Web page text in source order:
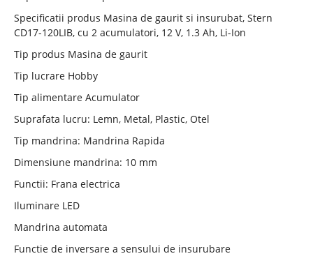
Specificatii produs Masina de gaurit si insurubat, Stern
CD17-120LIB, cu 2 acumulatori, 12 V, 1.3 Ah, Li-Ion
Tip produs Masina de gaurit
Tip lucrare Hobby
Tip alimentare Acumulator
Suprafata lucru: Lemn, Metal, Plastic, Otel
Tip mandrina: Mandrina Rapida
Dimensiune mandrina: 10 mm
Functii: Frana electrica
Iluminare LED
Mandrina automata
Functie de inversare a sensului de insurubare